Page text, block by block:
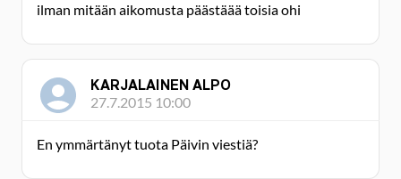
ilman mitään aikomusta päästäää toisia ohi
KARJALAINEN ALPO
27.7.2015 10:00
En ymmärtänyt tuota Päivin viestiä?